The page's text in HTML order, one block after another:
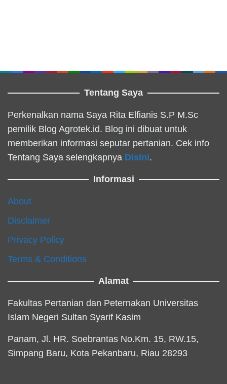
Tentang Saya
Perkenalkan nama Saya Rita Elfianis S.P M.Sc
pemilik Blog Agrotek.id. Blog ini dibuat untuk
memberikan informasi seputar pertanian. Cek info
Tentang Saya selengkapnya Disini.
Informasi
About
Disclaimer
Privacy Policy
Terms & Conditions
Alamat
Fakultas Pertanian dan Peternakan Universitas
Islam Negeri Sultan Syarif Kasim
Panam, Jl. HR. Soebrantas No.Km. 15, RW.15,
Simpang Baru, Kota Pekanbaru, Riau 28293